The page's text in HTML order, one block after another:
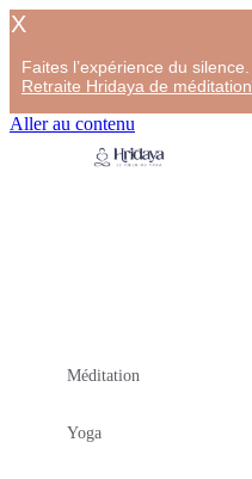
X
Faites l’expérience du
Retraite Hridaya de
Aller au contenu
Méditation
Yoga